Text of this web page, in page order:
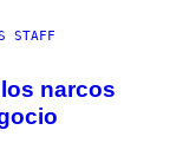
STAFF
narcos